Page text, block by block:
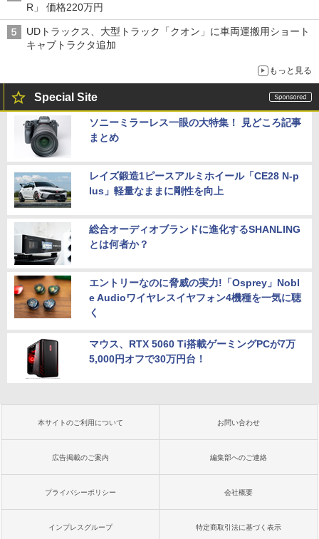
R」 価格220万円
UDトラックス、大型トラック「クオン」に車両運搬用ショート
キャブトラクタ追加
もっと見る
Special Site
ソニーミラーレス一眼の大特集！ 見どころ記事
まとめ
レイズ鍛造1ピースアルミホイール「CE28 N-p
lus」軽量なままに剛性を向上
総合オーディオブランドに進化するSHANLING
とは何者か？
エントリーなのに脅威の実力!「Osprey」Nobl
e Audioワイヤレスイヤフォン4機種を一気に聴
く
マウス、RTX 5060 Ti搭載ゲーミングPCが7万
5,000円オフで30万円台！
本サイトのご利用について お問い合わせ
広告掲載のご案内 編集部へのご連絡
プライバシーポリシー 会社概要
インプレスグループ 特定商取引法に基づく表示